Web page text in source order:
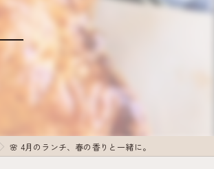
スイーツパイ
おかずパイ
食べ放題ランチ
🌸 4月のランチ、春の香りと一緒に。